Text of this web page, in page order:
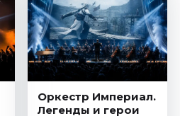
Оркестр Империал.
Легенды и герои